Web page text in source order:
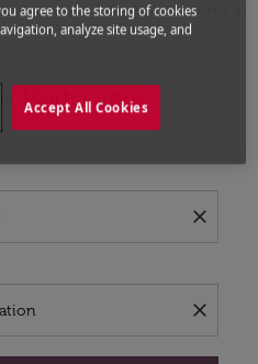
Viêt-Nam
Vols de Porto a
Porto vers
close
close
les options populaires
agree to the storing of cookies
analyze site usage, and
Accept All Cookies